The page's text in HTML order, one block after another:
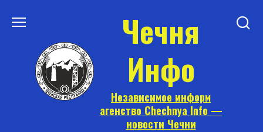
Чечня
Инфо
Независимое информ
агенство Chechnya Info —
новости Чечни